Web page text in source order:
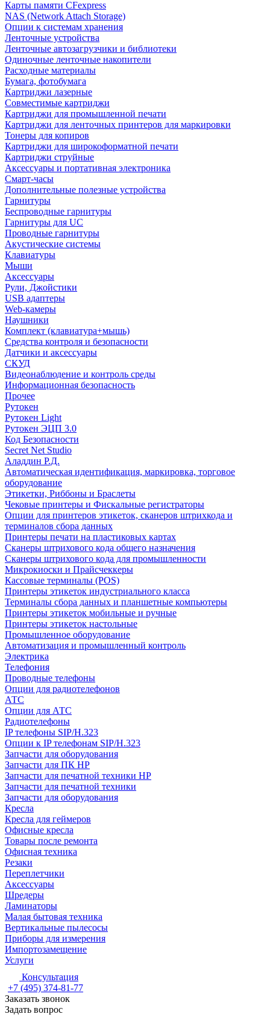
Карты памяти CFexpress
NAS (Network Attach Storage)
Опции к системам хранения
Ленточные устройства
Ленточные автозагрузчики и библиотеки
Одиночные ленточные накопители
Расходные материалы
Бумага, фотобумага
Картриджи лазерные
Совместимые картриджи
Картриджи для промышленной печати
Картриджи для ленточных принтеров для маркировки
Тонеры для копиров
Картриджи для широкоформатной печати
Картриджи струйные
Аксессуары и портативная электроника
Смарт-часы
Дополнительные полезные устройства
Гарнитуры
Беспроводные гарнитуры
Гарнитуры для UC
Проводные гарнитуры
Акустические системы
Клавиатуры
Мыши
Аксессуары
Рули, Джойстики
USB адаптеры
Web-камеры
Наушники
Комплект (клавиатура+мышь)
Средства контроля и безопасности
Датчики и аксессуары
СКУД
Видеонаблюдение и контроль среды
Информационная безопасность
Прочее
Рутокен
Рутокен Light
Рутокен ЭЦП 3.0
Код Безопасности
Secret Net Studio
Аладдин Р.Д.
Автоматическая идентификация, маркировка, торговое
оборудование
Этикетки, Риббоны и Браслеты
Чековые принтеры и Фискальные регистраторы
Опции для принтеров этикеток, сканеров штрихкода и
терминалов сбора данных
Принтеры печати на пластиковых картах
Сканеры штрихового кода общего назначения
Сканеры штрихового кода для промышленности
Микрокиоски и Прайсчеккеры
Кассовые терминалы (POS)
Принтеры этикеток индустриального класса
Терминалы сбора данных и планшетные компьютеры
Принтеры этикеток мобильные и ручные
Принтеры этикеток настольные
Промышленное оборудование
Автоматизация и промышленный контроль
Электрика
Телефония
Проводные телефоны
Опции для радиотелефонов
АТС
Опции для АТС
Радиотелефоны
IP телефоны SIP/H.323
Опции к IP телефонам SIP/H.323
Запчасти для оборудования
Запчасти для ПК HP
Запчасти для печатной техники HP
Запчасти для печатной техники
Запчасти для оборудования
Кресла
Кресла для геймеров
Офисные кресла
Товары после ремонта
Офисная техника
Резаки
Переплетчики
Аксессуары
Шредеры
Ламинаторы
Малая бытовая техника
Вертикальные пылесосы
Приборы для измерения
Импортозамещение
Услуги
Консультация
+7 (495) 374-81-77
Заказать звонок
Задать вопрос